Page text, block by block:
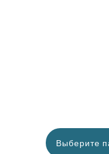
Выберите